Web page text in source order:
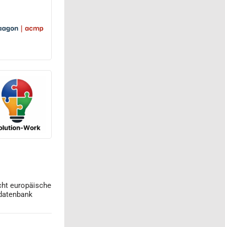
europäische